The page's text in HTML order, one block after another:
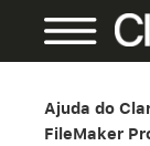
Ajuda do
FileMaker